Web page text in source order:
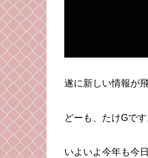
遂に新しい情報が
どーも、たけGです
いよいよ今年も今